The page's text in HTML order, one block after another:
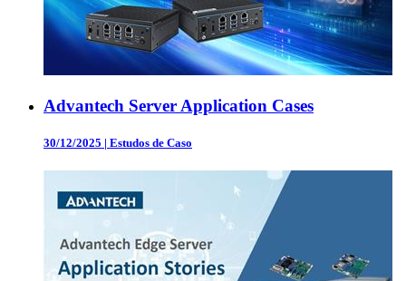
Advantech Server Application Cases
30/12/2025 | Estudos de Caso